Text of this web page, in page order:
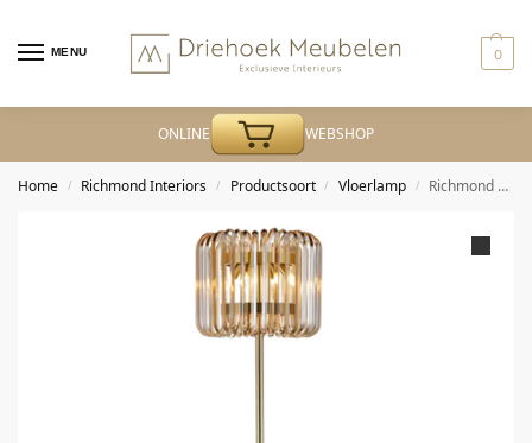
MENU 0
ONLINE WEBSHOP
Home / Richmond Interiors / Productsoort / Vloerlamp / Richmond – Vloerlamp Channa bronze